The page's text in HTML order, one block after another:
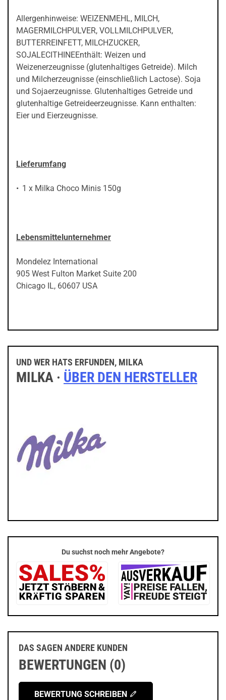
Allergenhinweise: WEIZENMEHL, MILCH,
MAGERMILCHPULVER, VOLLMILCHPULVER,
BUTTERREINFETT, MILCHZUCKER,
SOJALECITHINEEnthält: Weizen und
Weizenerzeugnisse (glutenhaltiges Getreide). Milch
und Milcherzeugnisse (einschließlich Lactose). Soja
und Sojaerzeugnisse. Glutenhaltiges Getreide und
glutenhaltige Getreideerzeugnisse. Kann enthalten:
Eier und Eierzeugnisse.
Lieferumfang
1 x Milka Choco Minis 150g
Lebensmittelunternehmer
Mondelez International
905 West Fulton Market Suite 200
Chicago IL, 60607 USA
UND WER HATS ERFUNDEN, MILKA
MILKA · ÜBER DEN HERSTELLER
Du suchst noch mehr Angebote?
DAS SAGEN ANDERE KUNDEN
BEWERTUNGEN (0)
BEWERTUNG SCHREIBEN